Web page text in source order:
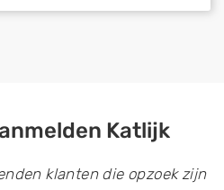
Katlijk
klanten die opzoek zijn